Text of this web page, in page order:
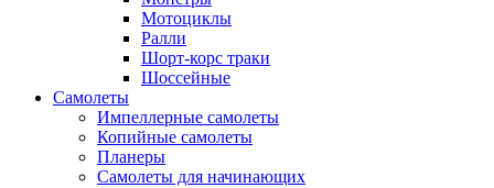
Мотоциклы
Ралли
Шорт-корс траки
Шоссейные
Самолеты
Импеллерные самолеты
Копийные самолеты
Планеры
Самолеты для начинающих